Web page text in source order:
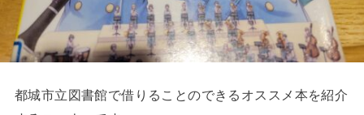
都城市立図書館で借りることのできるオススメ本を紹介